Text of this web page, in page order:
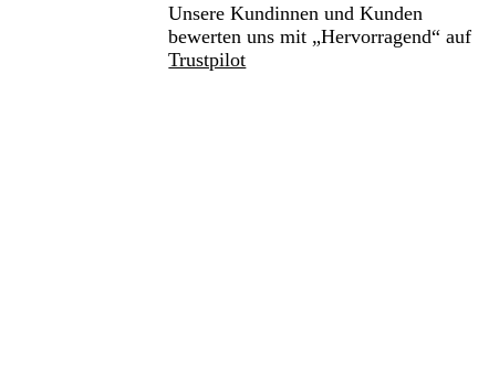
Unsere Kundinnen und Kunden
bewerten uns mit „Hervorragend“ auf
Trustpilot